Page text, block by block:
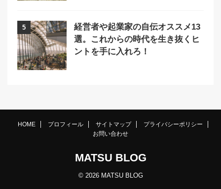
5
経営者や起業家の自伝オススメ13
選。これからの時代を生き抜くヒ
ントを手に入れろ！
HOME プロフィール サイトマップ
プライバシーポリシー
お問い合わせ
MATSU BLOG
© 2026 MATSU BLOG